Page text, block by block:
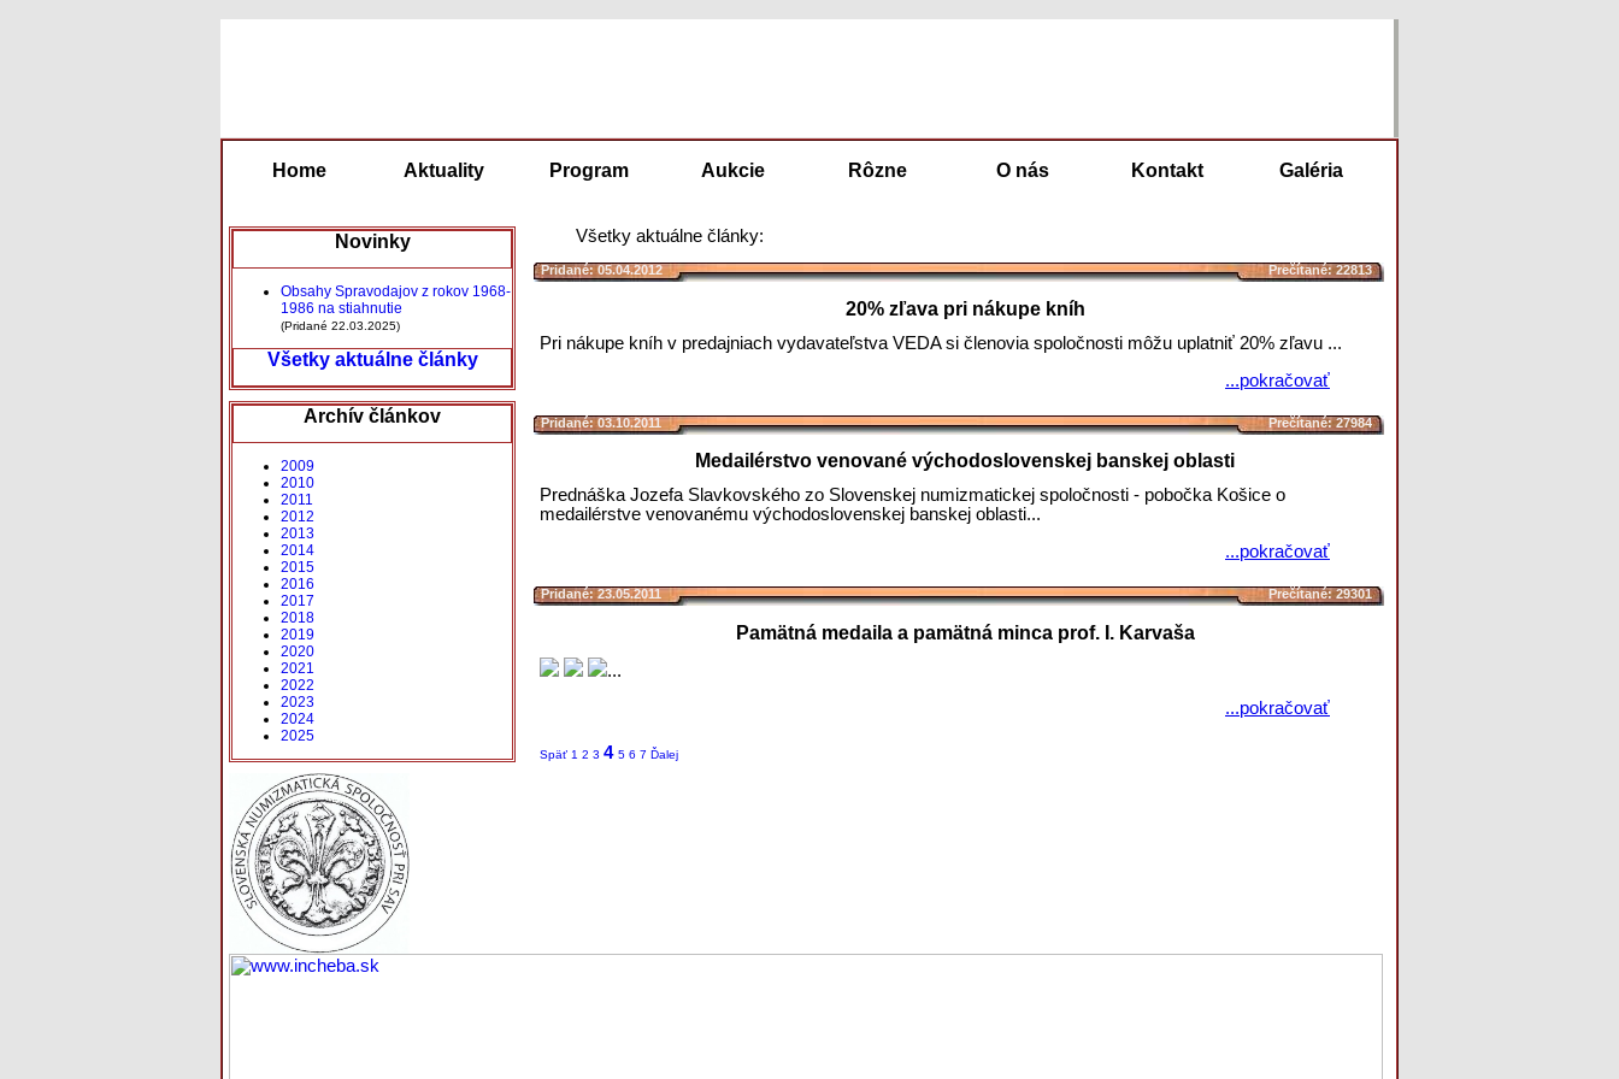
Home Aktuality Program Aukcie Rôzne O nás Kontakt Galéria
Všetky aktuálne články:
Pridané: 05.04.2012 Prečítané: 22813
20% zľava pri nákupe kníh
Pri nákupe kníh v predajniach vydavateľstva VEDA si členovia spoločnosti môžu uplatniť 20% zľavu ...
...pokračovať
Pridané: 03.10.2011 Prečítané: 27984
Medailérstvo venované východoslovenskej banskej oblasti
Prednáška Jozefa Slavkovského zo Slovenskej numizmatickej spoločnosti - pobočka Košice o
medailérstve venovanému východoslovenskej banskej oblasti...
...pokračovať
Pridané: 23.05.2011 Prečítané: 29301
Pamätná medaila a pamätná minca prof. I. Karvaša
...
...pokračovať
Späť 1 2 3 4 5 6 7 Ďalej
Novinky
Obsahy Spravodajov z rokov 1968-
1986 na stiahnutie
(Pridané 22.03.2025)
Všetky aktuálne články
Archív článkov
2009
2010
2011
2012
2013
2014
2015
2016
2017
2018
2019
2020
2021
2022
2023
2024
2025